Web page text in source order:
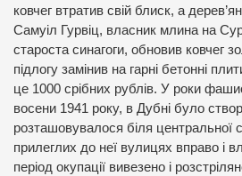
ковчег втратив свій блиск, а
Самуіл Гурвіц, власник млина на
староста синагоги, обновив ковчег
підлогу замінив на гарні бетонні
це 1000 срібних рублів. У роки
восени 1941 року, в Дубні було
розташовувалося біля центральної
прилеглих до неї вулицях вправо і
період окупації вивезено і